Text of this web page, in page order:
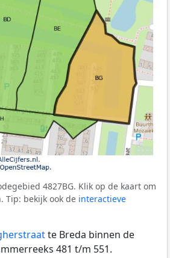
4827BG. Klik op de kaart om
Tip: bekijk ook de interactieve
te Breda binnen de
481 t/m 551.